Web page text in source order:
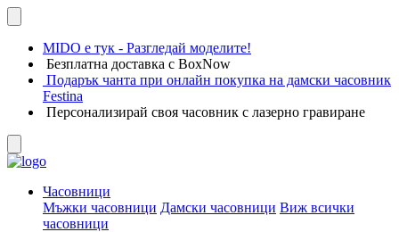
MIDO е тук - Разгледай моделите!
Безплатна доставка с BoxNow
Подарък чанта при онлайн покупка на дамски часовник
Festina
Персонализирай своя часовник с лазерно гравиране
Часовници
Мъжки часовници Дамски часовници Виж всички
часовници